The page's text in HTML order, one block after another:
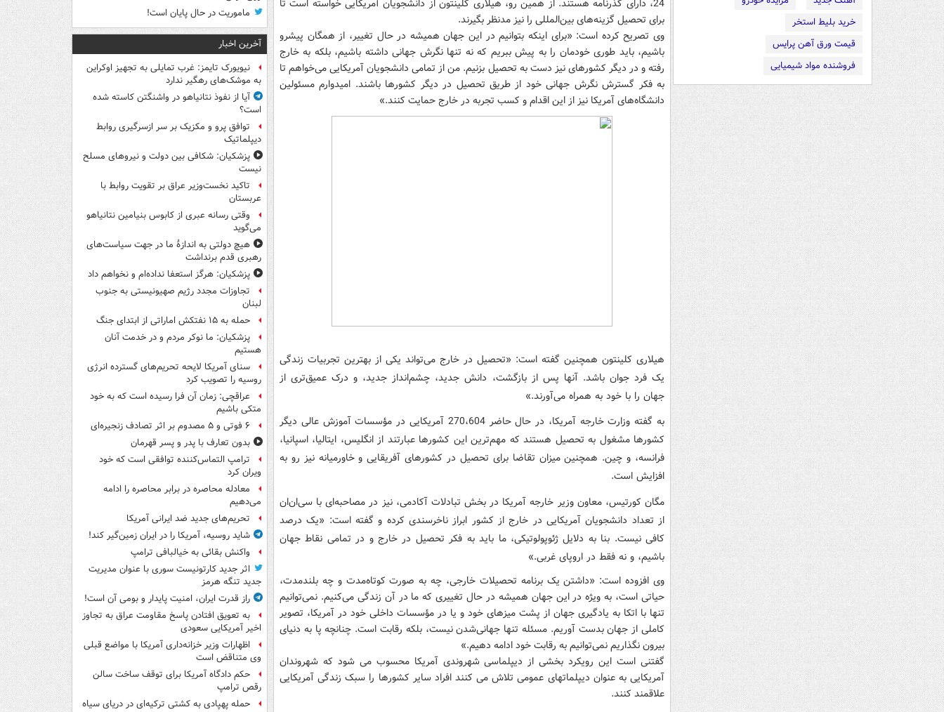
خرید بلیط استخر
قیمت ورق آهن پرایس
فروشنده مواد شیمیایی
24، دارای گذرنامه هستند. از همین رو، هیلاری کلینتون از دانشجویان آمریکایی خواسته است تا
برای تحصیل گزینه‌های بین‌المللی را نیز مدنظر بگیرند.
وی تصریح کرده است: «برای اینکه بتوانیم در این جهان همیشه در حال تغییر، از همگان پیشرو
باشیم، باید طوری خودمان را به پیش ببریم که نه تنها نگرش جهانی داشته باشیم، بلکه به خارج
رفته و در دیگر کشورهای نیز دست به تحصیل بزنیم. من از تمامی دانشجویان آمریکایی می‌خواهم تا
به فکر گسترش نگرش جهانی خود از طریق تحصیل در دیگر کشورها باشند. امیدوارم مسئولین
دانشگاه‌های آمریکا نیز از این اقدام و کسب تجربه در خارج حمایت کنند.»
هیلاری کلینتون همچنین گفته است: «تحصیل در خارج می‌تواند یکی از بهترین تجربیات زندگی
یک فرد جوان باشد. آنها پس از بازگشت، دانش جدید، چشم‌انداز جدید، و درک عمیق‌تری از
جهان را با خود به همراه می‌آورند.»
به گفته وزارت خارجه آمریکا، در حال حاضر 270،604 آمریکایی در مؤسسات آموزش عالی دیگر
کشورها مشغول به تحصیل هستند که مهم‌ترین این کشورها عبارتند از انگلیس، ایتالیا، اسپانیا،
فرانسه، و چین. همچنین میزان تقاضا برای تحصیل در کشورهای آفریقایی و خاورمیانه نیز رو به
افزایش است.
مگان کورتیس، معاون وزیر خارجه آمریکا در بخش تبادلات آکادمی، نیز در مصاحبه‌ای با سی‌ان‌ان
از تعداد دانشجویان آمریکایی در خارج از کشور ابراز ناخرسندی کرده و گفته است: «یک درصد
کافی نیست. بنا به دلایل ژئوپولوتیکی، ما باید به فکر تحصیل در خارج و در تمامی نقاط جهان
باشیم،‌ و نه فقط در اروپای غربی.»
وی افزوده است: «داشتن یک برنامه تحصیلات خارجی، چه به صورت کوتاه‌مدت و چه بلندمدت،
حیاتی است، به ویژه در این جهان همیشه در حال تغییری که ما در آن زندگی می‌کنیم. نمی‌توانیم
تنها با اتکا به یادگیری جهان از پشت میزهای خود و یا در مؤسسات داخلی خود در آمریکا، تصویر
کاملی از جهان بدست آوریم. مسئله تنها جهانی‌شدن نیست، بلکه رقابت است. چنانچه پا به دنیای
بیرون نگذاریم نمی‌توانیم به رقابت خود ادامه دهیم.»
گفتنی است این رویکرد بخشی از دیپلماسی شهروندی آمریکا محسوب می شود که شهروندان
آمریکایی به عنوان دیپلماتهای عمومی تلاش می کنند افراد سایر کشورها را سبک زندگی آمریکایی
علاقمند کنند.
ماموریت در حال پایان است!
آخرین اخبار
نیویورک تایمز: غرب تمایلی به تجهیز اوکراین
به موشک‌های رهگیر ندارد
آیا از نفوذ نتانیاهو در واشنگتن کاسته شده
است؟
توافق پرو و مکزیک بر سر ازسرگیری روابط
دیپلماتیک
پزشکیان: شکافی بین دولت و نیروهای مسلح
نیست
تاکید نخست‌وزیر عراق بر تقویت روابط با
عربستان
وقتی رسانه عبری از کابوس بنیامین نتانیاهو
می‌گوید
هیچ دولتی به اندازۀ ما در جهت سیاست‌های
رهبری قدم برنداشت
پزشکیان: هرگز استعفا نداده‌ام و نخواهم داد
تجاوزات مجدد رژیم صهیونیستی به جنوب
لبنان
حمله به ۱۵ نفتکش‌ اماراتی از ابتدای جنگ
پزشکیان: ما نوکر مردم و در خدمت آنان
هستیم
سنای آمریکا لایحه تحریم‌های گسترده انرژی
روسیه را تصویب کرد
عراقچی: زمان آن فرا رسیده است که به خود
متکی باشیم
۶ فوتی و ۵ مصدوم بر اثر تصادف زنجیره‌ای
بدون تعارف با پدر و پسر قهرمان
ترامپ التماس‌کننده توافقی است که خود
ویران کرد
معادله محاصره در برابر محاصره را ادامه
می‌دهیم
تحریم‌های جدید ضد ایرانی آمریکا
شاید روسیه، آمریکا را در ایران زمین‌گیر کند!
واکنش بقائی به خیالبافی ترامپ
اثر جدید کارتونیست سوری با عنوان مدیریت
جدید تنگه هرمز
راز قدرت ایران، امنیت پایدار و بومی آن است!
به تعویق افتادن پاسخ مقاومت عراق به تجاوز
اخیر آمریکایی سعودی
اظهارات وزیر خزانه‌داری آمریکا با مواضع قبلی
وی متناقض است
حکم دادگاه آمریکا برای توقف ساخت سالن
رقص ترامپ
حمله پهپادی به کشتی ترکیه‌ای در دریای سیاه